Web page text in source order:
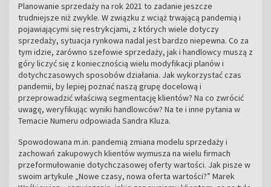
Planowanie sprzedaży na rok 2021 to zadanie jeszcze
trudniejsze niż zwykle. W związku z wciąż trwającą pandemią i
pojawiającymi się restrykcjami, z których wiele dotyczy
sprzedaży, sytuacja rynkowa nadal jest bardzo niepewna. Co za
tym idzie, zarówno szefowie sprzedaży, jak i handlowcy muszą z
góry liczyć się z koniecznością wielu modyfikacji planów i
dotychczasowych sposobów działania. Jak wykorzystać czas
pandemii, by lepiej poznać naszą grupę docelową i
przeprowadzić właściwą segmentację klientów? Na co zwrócić
uwagę, weryfikując wyniki handlowców? Na te i inne pytania w
Temacie Numeru odpowiada Sandra Kluza.
Spowodowana m.in. pandemią zmiana modelu sprzedaży i
zachowań zakupowych klientów wymusza na wielu firmach
przeformułowanie dotychczasowej oferty wartości. Jak pisze w
swoim artykule „Nowe czasy, nowa oferta wartości?” Marek